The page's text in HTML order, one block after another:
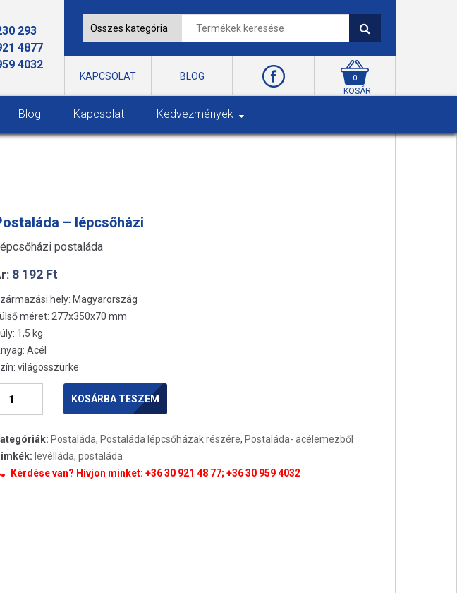
293
4877
4032
KAPCSOLAT BLOG 0
KOSÁR
Blog Kapcsolat Kedvezmények
– lépcsőházi
postaláda
8 192 Ft
hely: Magyarország
méret: 277x350x70 mm
1,5 kg
Acél
világosszürke
KOSÁRBA TESZEM
Postaláda, Postaláda lépcsőházak részére, Postaláda- acélemezből
levélláda, postaláda
Kérdése van? Hívjon minket: +36 30 921 48 77; +36 30 959 4032